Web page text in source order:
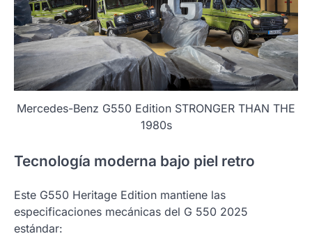
Mercedes-Benz G550 Edition STRONGER THAN THE
1980s
Tecnología moderna bajo piel retro
Este G550 Heritage Edition mantiene las
especificaciones mecánicas del G 550 2025
estándar: